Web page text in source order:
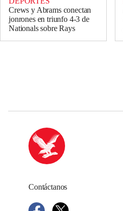
Crews y Abrams conectan
jonrones en triunfo 4-3 de
Nationals sobre Rays
Contáctanos